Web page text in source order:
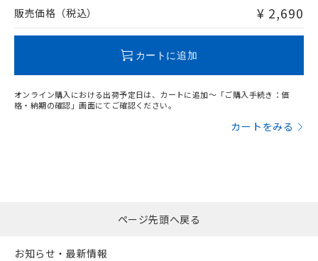
問い合わせください。
販売価格（税込） ¥ 2,690
カートに追加
オンライン購入における出荷予定日は、カートに追加～「ご購入手続き：価
格・納期の確認」画面にてご確認ください。
カートをみる
ページ先頭へ戻る
お知らせ・最新情報